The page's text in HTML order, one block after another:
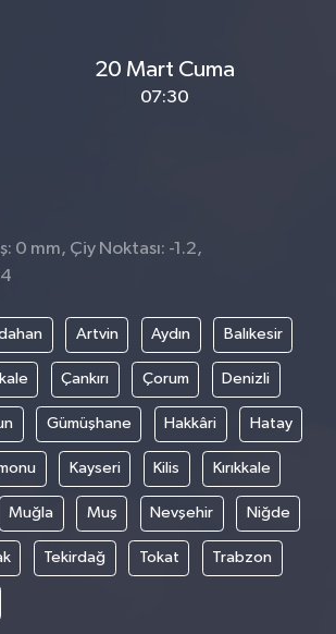
20 Mart Cuma
07:30
0 mm, Çiy Noktası: -1.2,
Artvin Aydın Balıkesir
Çankırı Çorum Denizli
Gümüşhane Hakkâri Hatay
Kayseri Kilis Kırıkkale
Muğla Muş Nevşehir Niğde
Tekirdağ Tokat Trabzon